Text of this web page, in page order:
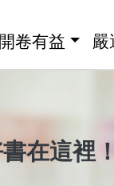
卷有益 嚴
在這裡！